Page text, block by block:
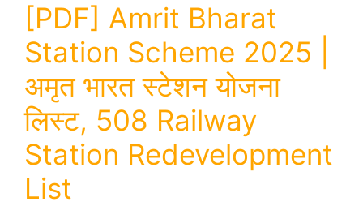
[PDF] Amrit Bharat
Station Scheme 2025 |
अमृत भारत स्टेशन योजना
लिस्ट, 508 Railway
Station Redevelopment
List